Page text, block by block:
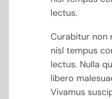
lectus.
Curabitur non
nisl tempus
lectus. Nulla
libero
Vivamus